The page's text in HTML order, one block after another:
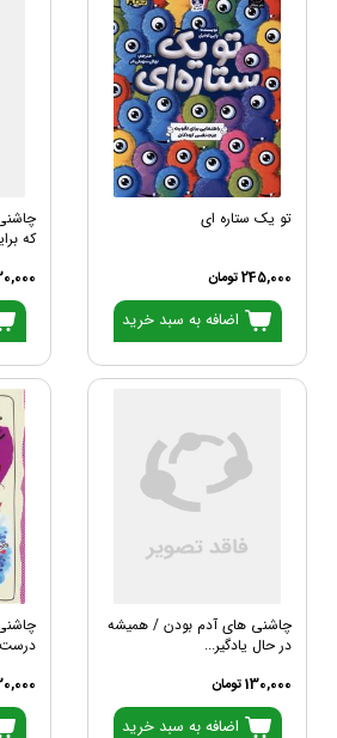
تو یک ستاره ای
245,000 تومان
اضافه به سبد خرید
که
130,000
چاشنی های آدم بودن / همیشه
در حال یادگیر...
130,000 تومان
اضافه به سبد خرید
درست
130,000